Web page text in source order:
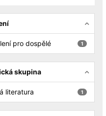
1
pro dospělé
skupina
1
literatura